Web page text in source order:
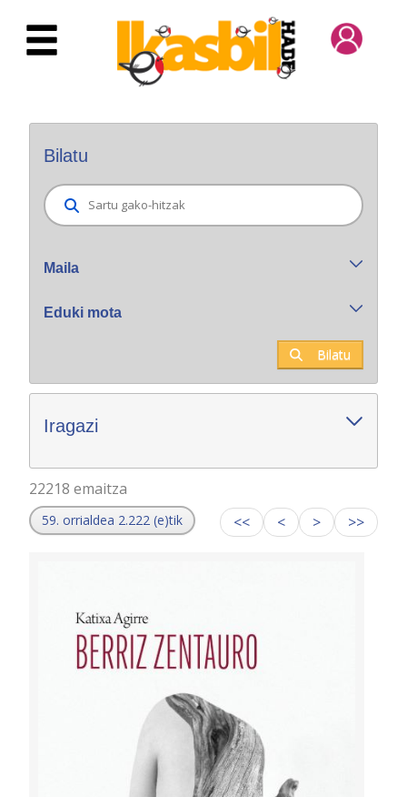
Eduki nagusira joan
Bilatu
Maila
Eduki mota
Bilatu
Iragazi
22218 emaitza
59. orrialdea 2.222 (e)tik << < > >>